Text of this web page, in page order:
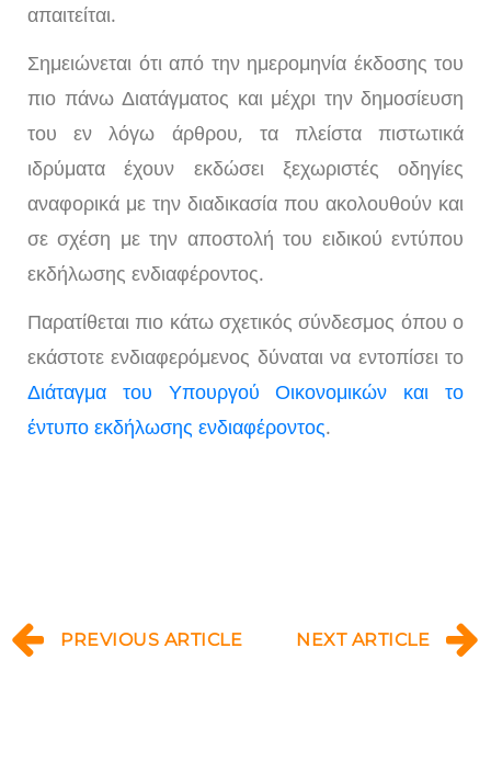
απαιτείται.
Σημειώνεται ότι από την ημερομηνία έκδοσης του
πιο πάνω Διατάγματος και μέχρι την δημοσίευση
του εν λόγω άρθρου, τα πλείστα πιστωτικά
ιδρύματα έχουν εκδώσει ξεχωριστές οδηγίες
αναφορικά με την διαδικασία που ακολουθούν και
σε σχέση με την αποστολή του ειδικού εντύπου
εκδήλωσης ενδιαφέροντος.
Παρατίθεται πιο κάτω σχετικός σύνδεσμος όπου ο
εκάστοτε ενδιαφερόμενος δύναται να εντοπίσει το
Διάταγμα του Υπουργού Οικονομικών και το
έντυπο εκδήλωσης ενδιαφέροντος.
PREVIOUS ARTICLE NEXT ARTICLE